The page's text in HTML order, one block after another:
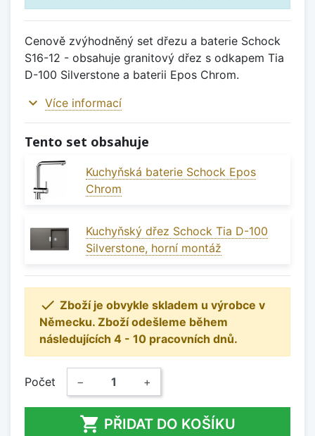
Cenově zvýhodněný set dřezu a baterie Schock
S16-12 - obsahuje granitový dřez s odkapem Tia
D-100 Silverstone a baterii Epos Chrom.
expand_more Více informací
Tento set obsahuje
Kuchyňská baterie Schock Epos
Chrom
Kuchyňský dřez Schock Tia D-100
Silverstone, horní montáž
 Zboží je obvykle skladem u výrobce v
Německu. Zboží odešleme během
následujících 4 - 10 pracovních dnů.
Počet − +
 PŘIDAT DO KOŠÍKU